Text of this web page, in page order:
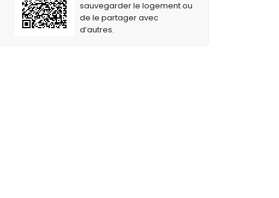
sauvegarder le logement ou
de le partager avec
d’autres.